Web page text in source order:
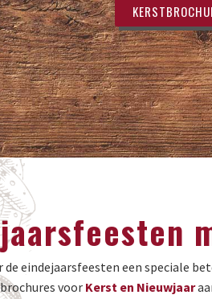
eindejaarsfeesten een speciale
voor Kerst en Nieuwjaar